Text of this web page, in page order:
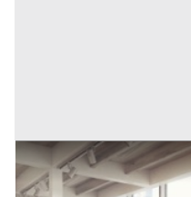
Ufficio all'asta a Novara
Base d'asta